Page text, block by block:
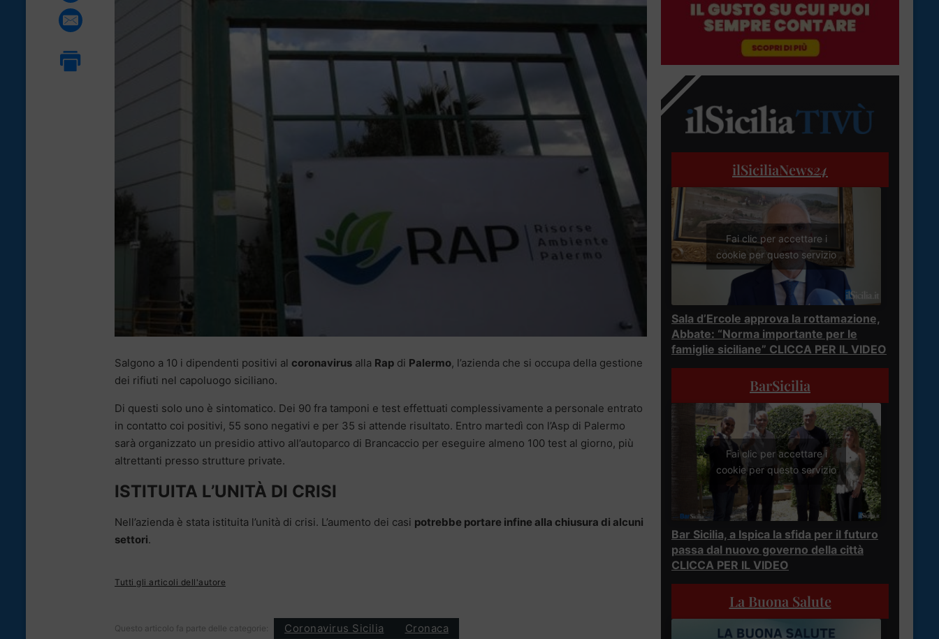
Salgono a 10 i dipendenti positivi al coronavirus alla Rap di Palermo, l’azienda che si occupa della gestione
dei rifiuti nel capoluogo siciliano.
Di questi solo uno è sintomatico. Dei 90 fra tamponi e test effettuati complessivamente a personale entrato
in contatto coi positivi, 55 sono negativi e per 35 si attende risultato. Entro martedì con l’Asp di Palermo
sarà organizzato un presidio attivo all’autoparco di Brancaccio per eseguire almeno 100 test al giorno, più
altrettanti presso strutture private.
ISTITUITA L’UNITÀ DI CRISI
Nell’azienda è stata istituita l’unità di crisi. L’aumento dei casi potrebbe portare infine alla chiusura di alcuni
settori.
Tutti gli articoli dell'autore
Questo articolo fa parte delle categorie: Coronavirus Sicilia Cronaca
ilSiciliaNews24
Fai clic per accettare i
cookie per questo servizio
Sala d’Ercole approva la rottamazione,
Abbate: “Norma importante per le
famiglie siciliane” CLICCA PER IL VIDEO
BarSicilia
Fai clic per accettare i
cookie per questo servizio
Bar Sicilia, a Ispica la sfida per il futuro
passa dal nuovo governo della città
CLICCA PER IL VIDEO
La Buona Salute